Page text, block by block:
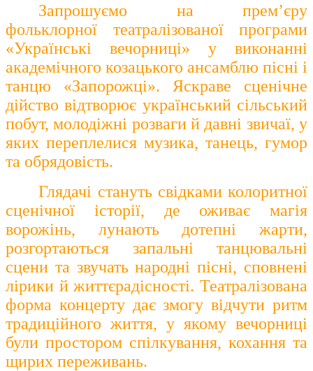
Запрошуємо на прем’єру
фольклорної театралізованої програми
«Українські вечорниці» у виконанні
академічного козацького ансамблю пісні і
танцю «Запорожці». Яскраве сценічне
дійство відтворює український сільський
побут, молодіжні розваги й давні звичаї, у
яких переплелися музика, танець, гумор
та обрядовість.
Глядачі стануть свідками колоритної
сценічної історії, де оживає магія
ворожінь, лунають дотепні жарти,
розгортаються запальні танцювальні
сцени та звучать народні пісні, сповнені
лірики й життєрадісності. Театралізована
форма концерту дає змогу відчути ритм
традиційного життя, у якому вечорниці
були простором спілкування, кохання та
щирих переживань.